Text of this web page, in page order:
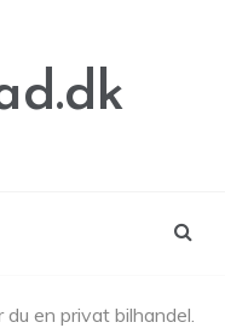
du en privat bilhandel.